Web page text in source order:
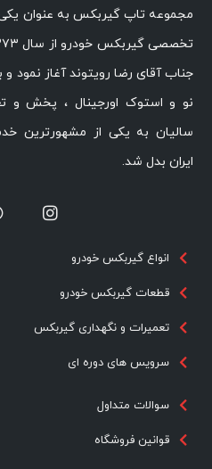
مجموعه تاپ گیربکس به عنوان
جناب آقای رضا رویتوند آغاز نمود
نو و استوک اورجینال ، پخش و
سالیان به یکی از مشهورترین
ایران بدل شد.
انواع گیربکس خودرو
قطعات گیربکس خودرو
تعمیرات و نگهداری گیربکس
سرویس های دوره ای
سوالات متداول
قوانین فروشگاه